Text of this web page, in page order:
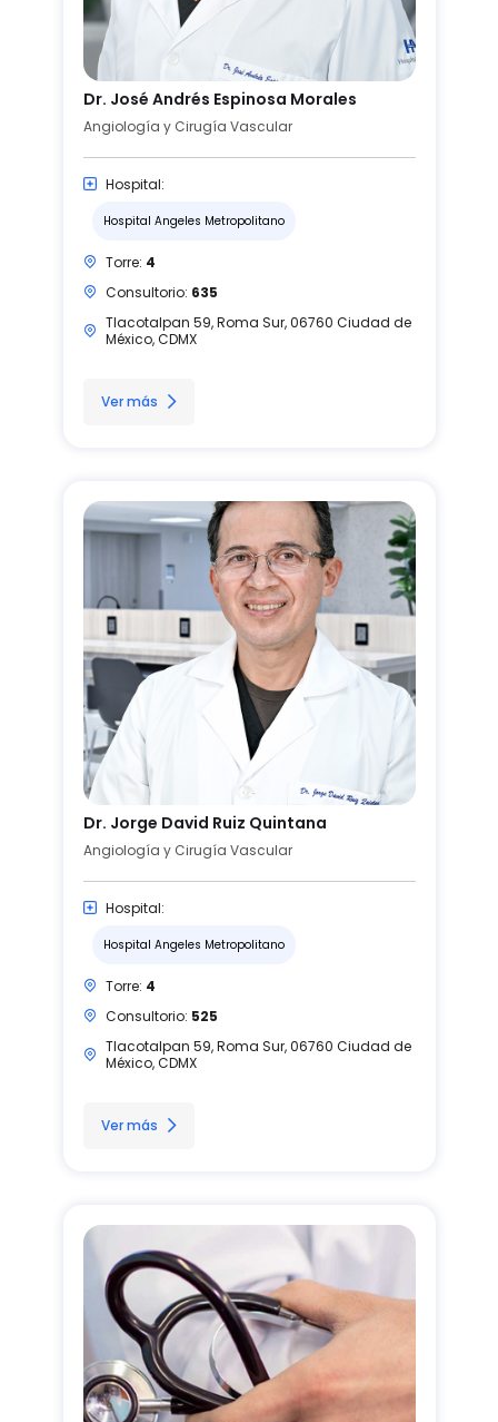
Dr. José Andrés Espinosa Morales
Angiología y Cirugía Vascular
Hospital:
Hospital Angeles Metropolitano
Torre: 4
Consultorio: 635
Tlacotalpan 59, Roma Sur, 06760 Ciudad de
México, CDMX
Ver más
Dr. Jorge David Ruiz Quintana
Angiología y Cirugía Vascular
Hospital:
Hospital Angeles Metropolitano
Torre: 4
Consultorio: 525
Tlacotalpan 59, Roma Sur, 06760 Ciudad de
México, CDMX
Ver más